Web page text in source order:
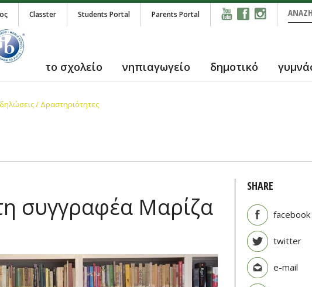
Classter Students Portal Parents Portal
το σχολείο νηπιαγωγείο δημοτικό
/ Δραστηριότητες
συγγραφέα Μαρίζα
SHARE
facebook
twitter
e-mail